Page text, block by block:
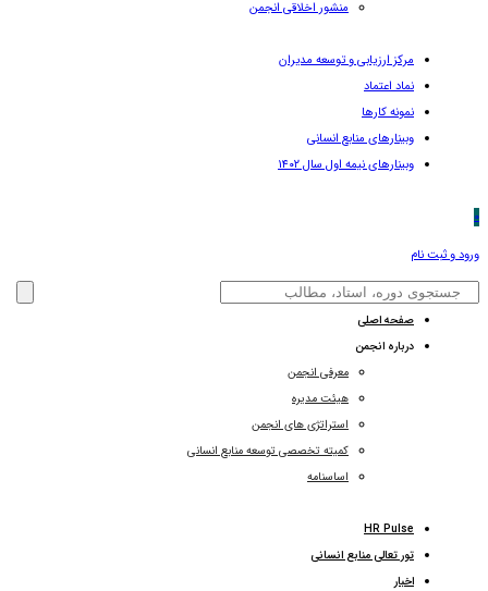
منشور اخلاقی انجمن
مرکز ارزیابی و توسعه مدیران
نماد اعتماد
نمونه کارها
وبینارهای منابع انسانی
وبینارهای نیمه اول سال ۱۴۰۲
0
ورود و ثبت نام
صفحه اصلی
درباره انجمن
معرفی انجمن
هیئت مدیره
استراتژی های انجمن
کمیته تخصصی توسعه منابع انسانی
اساسنامه
HR Pulse
تور تعالی منابع انسانی
اخبار